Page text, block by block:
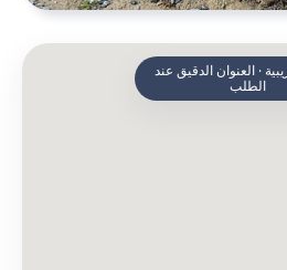
· العنوان الدقيق عند
الطلب